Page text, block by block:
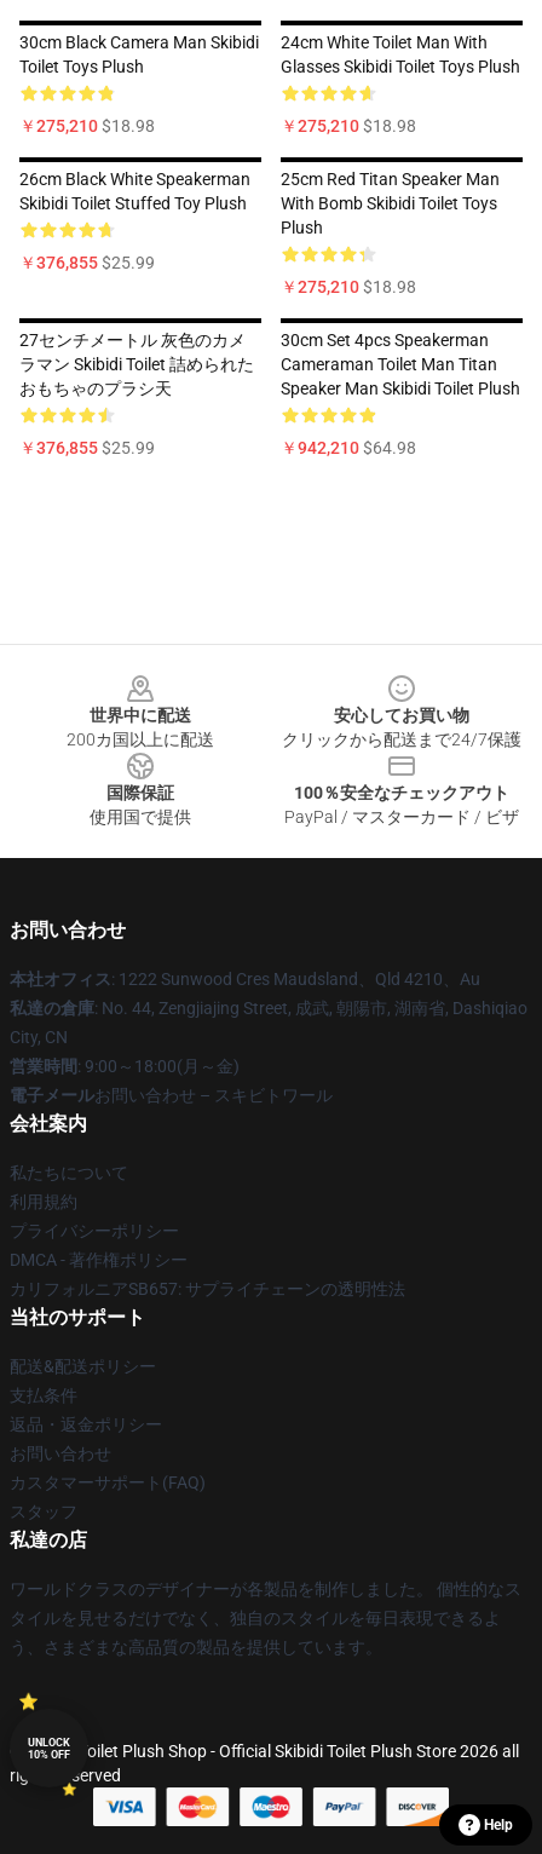
30cm Black Camera Man Skibidi
Toilet Toys Plush
￥275,210$18.98
24cm White Toilet Man With
Glasses Skibidi Toilet Toys Plush
￥275,210$18.98
26cm Black White Speakerman
Skibidi Toilet Stuffed Toy Plush
￥376,855$25.99
25cm Red Titan Speaker Man
With Bomb Skibidi Toilet Toys
Plush
￥275,210$18.98
27センチメートル 灰色のカメ
ラマン Skibidi Toilet 詰められた
おもちゃのプラシ天
￥376,855$25.99
30cm Set 4pcs Speakerman
Cameraman Toilet Man Titan
Speaker Man Skibidi Toilet Plush
￥942,210$64.98
世界中に配送
200カ国以上に配送
安心してお買い物
クリックから配送まで24/7保護
国際保証
使用国で提供
100％安全なチェックアウト
PayPal / マスターカード / ビザ
お問い合わせ
本社オフィス: 1222 Sunwood Cres Maudsland、Qld 4210、Au
私達の倉庫: No. 44, Zengjiajing Street, 成武, 朝陽市, 湖南省, Dashiqiao
City, CN
営業時間: 9:00～18:00(月～金)
電子メールお問い合わせ – スキビトワール
会社案内
私たちについて
利用規約
プライバシーポリシー
DMCA - 著作権ポリシー
カリフォルニアSB657: サプライチェーンの透明性法
当社のサポート
配送&配送ポリシー
支払条件
返品・返金ポリシー
お問い合わせ
カスタマーサポート(FAQ)
スタッフ
私達の店
ワールドクラスのデザイナーが各製品を制作しました。 個性的なス
タイルを見せるだけでなく、独自のスタイルを毎日表現できるよ
う、さまざまな高品質の製品を提供しています。
© Skibidi Toilet Plush Shop - Official Skibidi Toilet Plush Store 2026 all
rights reserved
Help
UNLOCK
10% OFF